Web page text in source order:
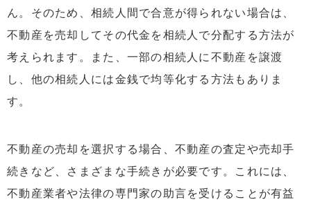
ん。そのため、相続人間で合意が得られない場合は、
不動産を売却してその代金を相続人で分配する方法が
考えられます。また、一部の相続人に不動産を譲渡
し、他の相続人には金銭で均等化する方法もありま
す。
不動産の売却を選択する場合、不動産の査定や売却手
続きなど、さまざまな手続きが必要です。これには、
不動産業者や法律の専門家の助言を受けることが有益